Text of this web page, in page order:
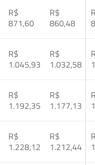
R$
871,60
R$
860,48
R$
1.045,93
R$
1.032,58
R$
1.192,35
R$
1.177,13
R$
1.228,12
R$
1.212,44